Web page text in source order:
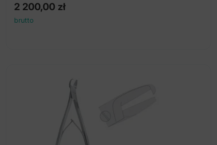
2 200,00 zł
brutto